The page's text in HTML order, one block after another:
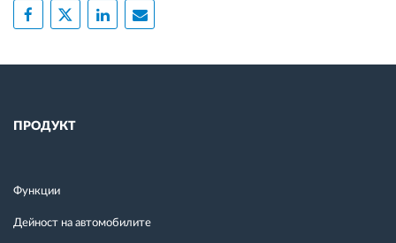
ПРОДУКТ
Функции
Дейност на автомобилите